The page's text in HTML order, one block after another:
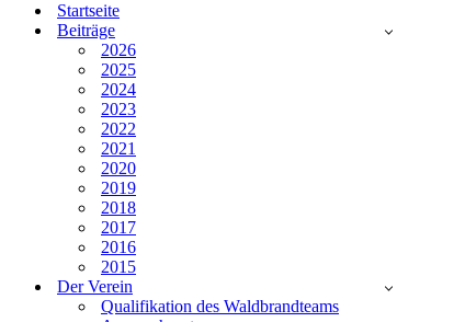
Startseite
Beiträge
2026
2025
2024
2023
2022
2021
2020
2019
2018
2017
2016
2015
Der Verein
Qualifikation des Waldbrandteams